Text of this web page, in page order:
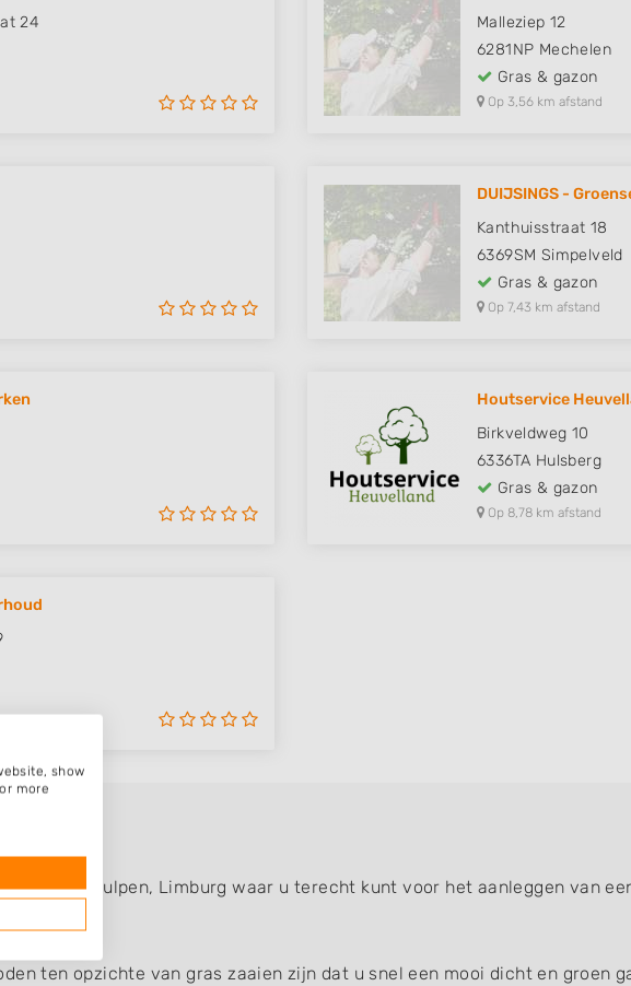
24
Malleziep 12
6281NP Mechelen
Gras & gazon
Op 3,56 km afstand
DUIJSINGS -
Kanthuisstraat 18
6369SM Simpelveld
Gras & gazon
Op 7,43 km afstand
Houtservice
Birkveldweg 10
6336TA Hulsberg
Gras & gazon
Op 8,78 km afstand
van Gulpen, Limburg waar u terecht kunt voor het aanleggen van
ten opzichte van gras zaaien zijn dat u snel een mooi dicht en groen
show
more